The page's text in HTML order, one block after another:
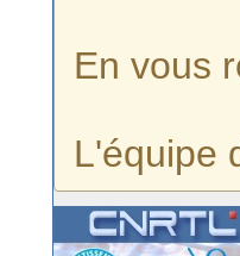
En vous
L'équipe